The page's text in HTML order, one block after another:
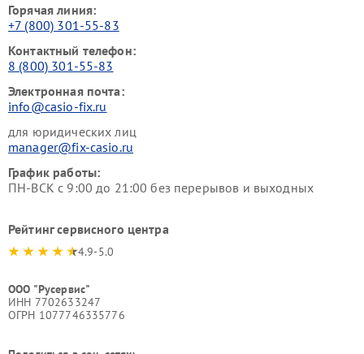
Горячая линия:
+7 (800) 301-55-83
Контактный телефон:
8 (800) 301-55-83
Электронная почта:
info@casio-fix.ru
для юридических лиц
manager@fix-casio.ru
График работы:
ПН-ВСК с 9:00 до 21:00 без перерывов и выходных
Рейтинг сервисного центра
4.9-5.0
ООО "Русервис"
ИНН 7702633247
ОГРН 1077746335776